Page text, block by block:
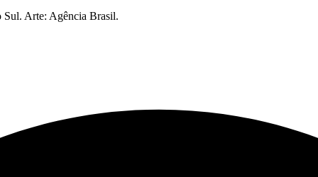
Sul. Arte: Agência Brasil.